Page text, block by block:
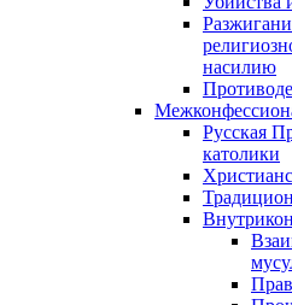
насилию
Русская
католики